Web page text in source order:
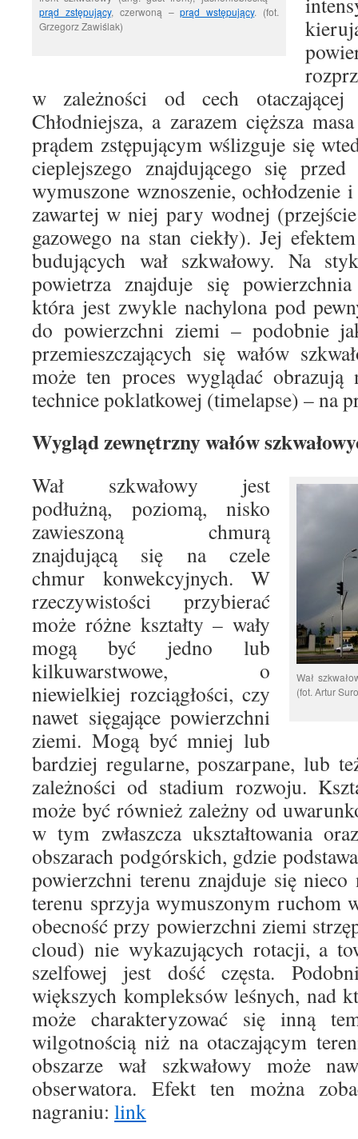
prąd zstępujący, czerwoną –prąd wstępujący. (fot.
Grzegorz Zawiślak)
w zależności od cech
Chłodniejsza, a zarazem cięższa
prądem zstępującym wślizguje się
cieplejszego znajdującego się
wymuszone wznoszenie, ochłodzenie
zawartej w niej pary wodnej
gazowego na stan ciekły). Jej
budujących wał szkwałowy. Na
powietrza znajduje się
która jest zwykle nachylona pod
do powierzchni ziemi – podobnie
przemieszczających się wałów
może ten proces wyglądać obrazują
technice poklatkowej (timelapse) – na
Wygląd zewnętrzny wałów
Wał
(fot. Artur
Wał szkwałowy jest
podłużną, poziomą, nisko
zawieszoną chmurą
znajdującą się na czele
chmur konwekcyjnych. W
rzeczywistości przybierać
może różne kształty – wały
mogą być jedno lub
kilkuwarstwowe, o
niewielkiej rozciągłości, czy
nawet sięgające powierzchni
ziemi. Mogą być mniej lub
bardziej regularne, poszarpane, lub
zależności od stadium rozwoju.
może być również zależny od
w tym zwłaszcza ukształtowania
obszarach podgórskich, gdzie
powierzchni terenu znajduje się nieco
terenu sprzyja wymuszonym ruchom
obecność przy powierzchni ziemi
cloud) nie wykazujących rotacji, a
szelfowej jest dość częsta.
większych kompleksów leśnych, nad
może charakteryzować się inną
wilgotnością niż na otaczającym
obszarze wał szkwałowy może
obserwatora. Efekt ten można
nagraniu: link